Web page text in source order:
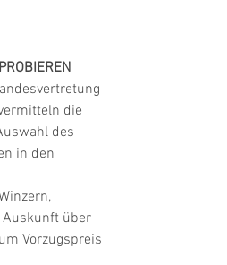
die
des
in den
Auskunft über
Vorzugspreis